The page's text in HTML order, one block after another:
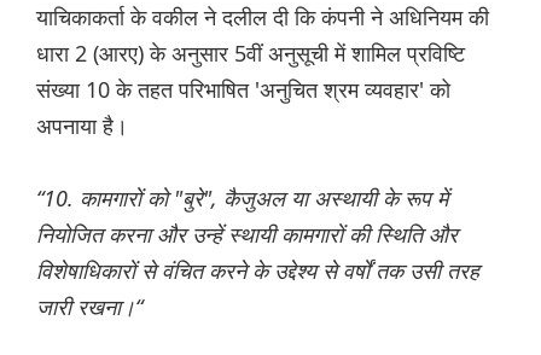
याचिकाकर्ता के वकील ने दलील दी कि कंपनी ने अधिनियम की
धारा 2 (आरए) के अनुसार 5वीं अनुसूची में शामिल प्रविष्टि
संख्या 10 के तहत परिभाषित 'अनुचित श्रम व्यवहार' को
अपनाया है।
“10. कामगारों को "बुरे", कैजुअल या अस्थायी के रूप में
नियोजित करना और उन्हें स्थायी कामगारों की स्थिति और
विशेषाधिकारों से वंचित करने के उद्देश्य से वर्षों तक उसी तरह
जारी रखना।“